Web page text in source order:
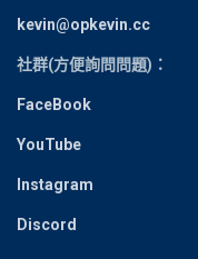
kevin@opkevin.cc
社群(方便詢問問題)：
FaceBook
YouTube
Instagram
Discord